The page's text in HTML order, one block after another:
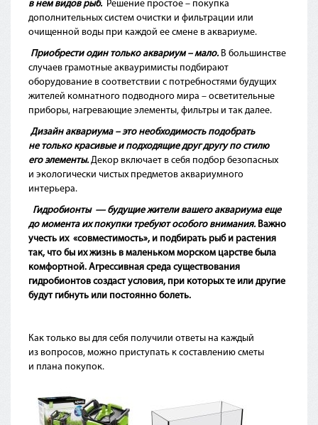
в нем видов рыб. Решение простое – покупка
дополнительных систем очистки и фильтрации или
очищенной воды при каждой ее смене в аквариуме.
Приобрести один только аквариум – мало. В большинстве
случаев грамотные аквауримисты подбирают
оборудование в соответствии с потребностями будущих
жителей комнатного подводного мира – осветительные
приборы, нагревающие элементы, фильтры и так далее.
Дизайн аквариума – это необходимость подобрать
не только красивые и подходящие друг другу по стилю
его элементы. Декор включает в себя подбор безопасных
и экологически чистых предметов аквариумного
интерьера.
Гидробионты — будущие жители вашего аквариума еще
до момента их покупки требуют особого внимания. Важно
учесть их «совместимость», и подбирать рыб и растения
так, что бы их жизнь в маленьком морском царстве была
комфортной. Агрессивная среда существования
гидробионтов создаст условия, при которых те или другие
будут гибнуть или постоянно болеть.
Как только вы для себя получили ответы на каждый
из вопросов, можно приступать к составлению сметы
и плана покупок.